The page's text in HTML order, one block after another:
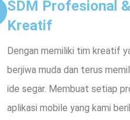
SDM Profesional &
Kreatif
Dengan memiliki tim kreatif
berjiwa muda dan terus
ide segar. Membuat setiap
aplikasi mobile yang kami